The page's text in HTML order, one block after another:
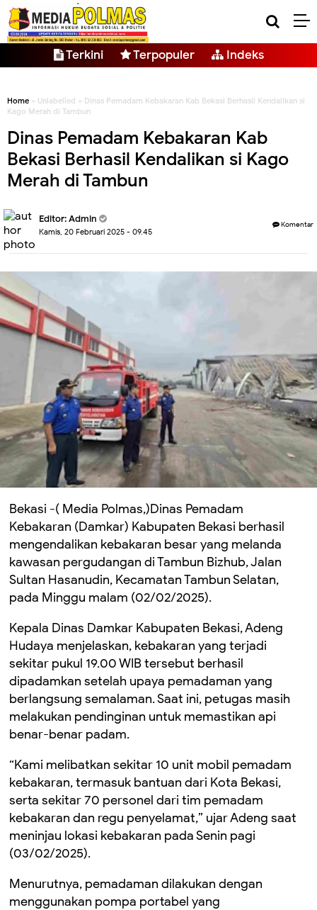
Terkini Terpopuler Indeks
Home » Unlabelled » Dinas Pemadam Kebakaran Kab Bekasi Berhasil Kendalikan si
Kago Merah di Tambun
Dinas Pemadam Kebakaran Kab
Bekasi Berhasil Kendalikan si Kago
Merah di Tambun
Editor: Admin
Kamis, 20 Februari 2025 - 09.45
Komentar
Bekasi -( Media Polmas,)Dinas Pemadam
Kebakaran (Damkar) Kabupaten Bekasi berhasil
mengendalikan kebakaran besar yang melanda
kawasan pergudangan di Tambun Bizhub, Jalan
Sultan Hasanudin, Kecamatan Tambun Selatan,
pada Minggu malam (02/02/2025).
Kepala Dinas Damkar Kabupaten Bekasi, Adeng
Hudaya menjelaskan, kebakaran yang terjadi
sekitar pukul 19.00 WIB tersebut berhasil
dipadamkan setelah upaya pemadaman yang
berlangsung semalaman. Saat ini, petugas masih
melakukan pendinginan untuk memastikan api
benar-benar padam.
“Kami melibatkan sekitar 10 unit mobil pemadam
kebakaran, termasuk bantuan dari Kota Bekasi,
serta sekitar 70 personel dari tim pemadam
kebakaran dan regu penyelamat,” ujar Adeng saat
meninjau lokasi kebakaran pada Senin pagi
(03/02/2025).
Menurutnya, pemadaman dilakukan dengan
menggunakan pompa portabel yang